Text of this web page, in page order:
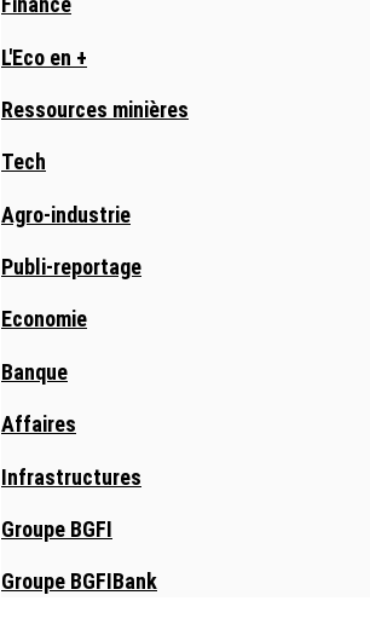
L'Eco en +
Ressources minières
Tech
Agro-industrie
Publi-reportage
Economie
Banque
Affaires
Infrastructures
Groupe BGFI
Groupe BGFIBank